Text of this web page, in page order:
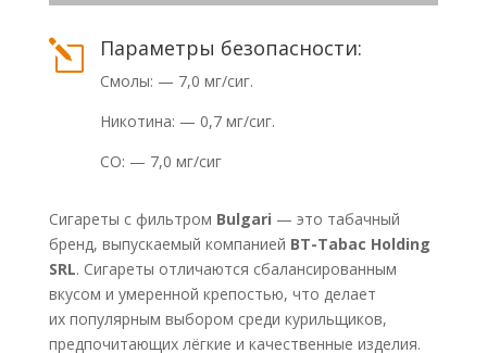
l Параметры безопасности:
Смолы: — 7,0 мг/сиг.
Никотина: — 0,7 мг/сиг.
СО: — 7,0 мг/сиг
Сигареты с фильтром Bulgari — это табачный
бренд, выпускаемый компанией BT-Tabac Holding
SRL. Сигареты отличаются сбалансированным
вкусом и умеренной крепостью, что делает
их популярным выбором среди курильщиков,
предпочитающих лёгкие и качественные изделия.